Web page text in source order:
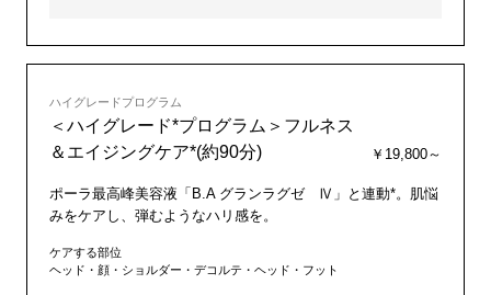
ハイグレードプログラム
＜ハイグレード*プログラム＞フルネス
＆エイジングケア*(約90分)
￥19,800～
ポーラ最高峰美容液「B.A グランラグゼ Ⅳ」と連動*。肌悩
みをケアし、弾むようなハリ感を。
ケアする部位
ヘッド・顔・ショルダー・デコルテ・ヘッド・フット